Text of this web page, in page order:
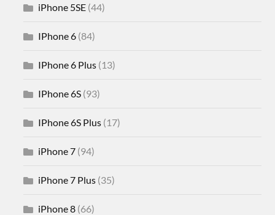
iPhone 5SE (44)
IPhone 6 (84)
IPhone 6 Plus (13)
IPhone 6S (93)
IPhone 6S Plus (17)
iPhone 7 (94)
iPhone 7 Plus (35)
iPhone 8 (66)